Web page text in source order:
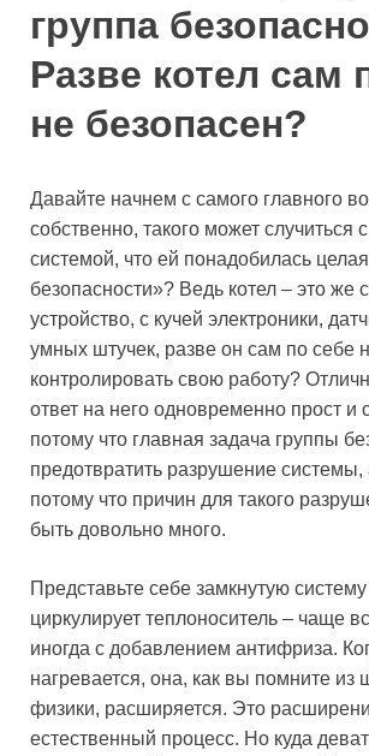
группа
Разве котел сам
не безопасен?
Давайте начнем с самого главного
собственно, такого может случиться
системой, что ей понадобилась
безопасности»? Ведь котел – это же
устройство, с кучей электроники,
умных штучек, разве он сам по себе
контролировать свою работу?
ответ на него одновременно прост и
потому что главная задача группы
предотвратить разрушение системы,
потому что причин для такого
быть довольно много.
Представьте себе замкнутую
циркулирует теплоноситель – чаще
иногда с добавлением антифриза.
нагревается, она, как вы помните из
физики, расширяется. Это
естественный процесс. Но куда